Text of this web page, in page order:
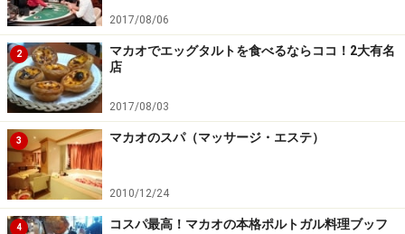
このエリアの世界遺産紹介はこちらへ＞＞
遺産（ページ4～6）
10:00～11:00 マカオミュージアム＋モン
テの砦見学
2017/08/06
2
マカオでエッグタルトを食べるならココ！2大有名
店
2017/08/03
3 マカオのスパ（マッサージ・エステ）
2010/12/24
4
コスパ最高！マカオの本格ポルトガル料理ブッフ